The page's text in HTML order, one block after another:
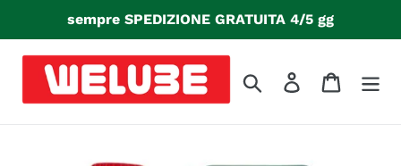
direttamente
contenuti
sempre SPEDIZIONE GRATUITA 4/5 gg
Cerca Accedi Carrello